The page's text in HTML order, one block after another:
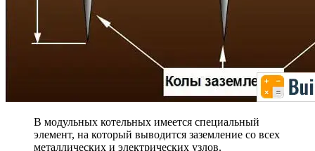
В модульных котельных имеется специальный
элемент, на который выводится заземление со всех
металлических и электрических узлов.